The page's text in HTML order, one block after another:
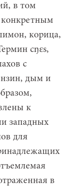
в том
конкретным
корица,
cŋɛs,
с
дым и
к
западных
для
в